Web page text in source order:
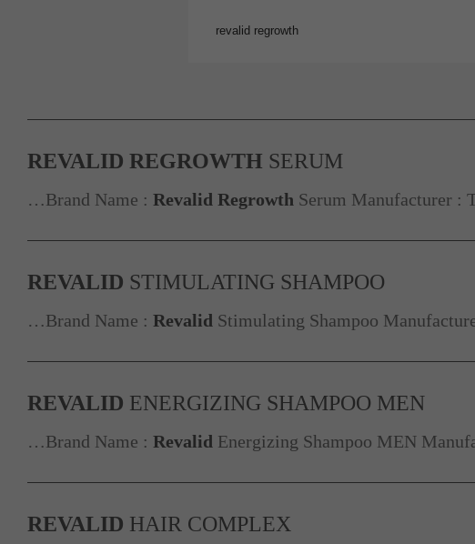
REVALID REGROWTH SERUM
…Brand Name : Revalid Regrowth Serum Manufacturer :
REVALID STIMULATING SHAMPOO
…Brand Name : Revalid Stimulating Shampoo
REVALID ENERGIZING SHAMPOO MEN
…Brand Name : Revalid Energizing Shampoo MEN
REVALID HAIR COMPLEX